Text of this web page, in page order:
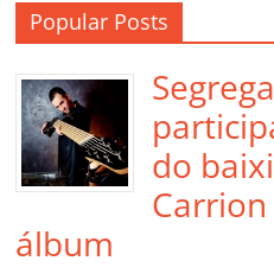
Popular Posts
do
álbum